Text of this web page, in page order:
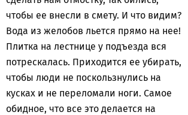
чтобы ее внесли в смету. И что видим?
Вода из желобов льется прямо на нее!
Плитка на лестнице у подъезда вся
потрескалась. Приходится ее убирать,
чтобы люди не поскользнулись на
кусках и не переломали ноги. Самое
обидное, что все это делается на